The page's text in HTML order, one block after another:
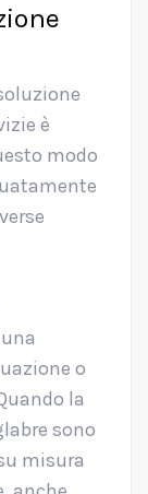
è
modo
o
la
sono
misura